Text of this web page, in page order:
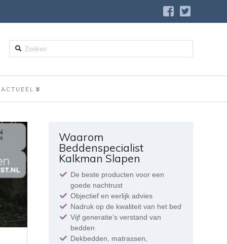
Zoeken
ACTUEEL
Waarom
Beddenspecialist
Kalkman Slapen
De beste producten voor een
goede nachtrust
Objectief en eerlijk advies
Nadruk op de kwaliteit van het bed
Vijf generatie’s verstand van
bedden
Dekbedden, matrassen,